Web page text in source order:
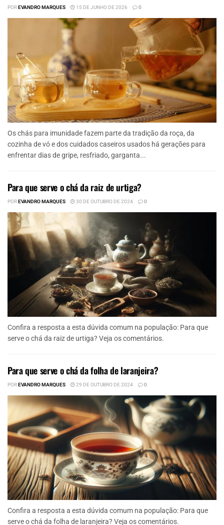
POREVANDRO MARQUES 15 DE JUNHO DE 2026 0
Os chás para imunidade fazem parte da tradição da roça, da
cozinha de vó e dos cuidados caseiros usados há gerações para
enfrentar dias de gripe, resfriado, garganta...
Para que serve o chá da raiz de urtiga?
POREVANDRO MARQUES 30 DE OUTUBRO DE 2024 0
Confira a resposta a esta dúvida comum na população: Para que
serve o chá da raiz de urtiga? Veja os comentários.
Para que serve o chá da folha de laranjeira?
POREVANDRO MARQUES 29 DE OUTUBRO DE 2024 0
Confira a resposta a esta dúvida comum na população: Para que
serve o chá da folha de laranjeira? Veja os comentários.